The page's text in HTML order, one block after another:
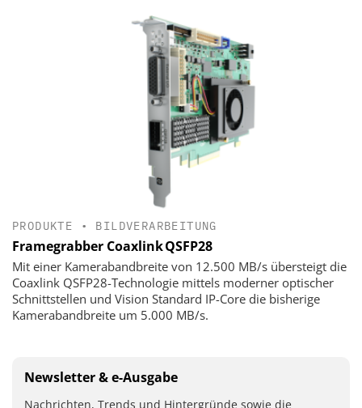
PRODUKTE • BILDVERARBEITUNG
Framegrabber Coaxlink QSFP28
Mit einer Kamerabandbreite von 12.500 MB/s übersteigt die
Coaxlink QSFP28-Technologie mittels moderner optischer
Schnittstellen und Vision Standard IP-Core die bisherige
Kamerabandbreite um 5.000 MB/s.
Newsletter & e-Ausgabe
Nachrichten, Trends und Hintergründe sowie die